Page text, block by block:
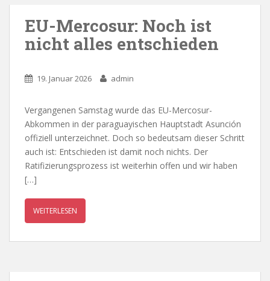
EU-Mercosur: Noch ist
nicht alles entschieden
19. Januar 2026 admin
Vergangenen Samstag wurde das EU-Mercosur-
Abkommen in der paraguayischen Hauptstadt Asunción
offiziell unterzeichnet. Doch so bedeutsam dieser Schritt
auch ist: Entschieden ist damit noch nichts. Der
Ratifizierungsprozess ist weiterhin offen und wir haben
[…]
WEITERLESEN